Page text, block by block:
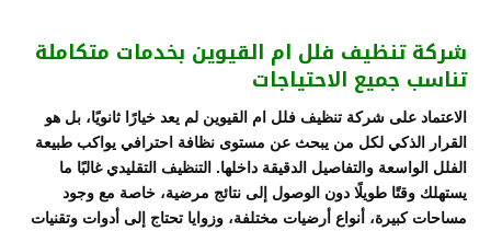
شركة تنظيف فلل ام القيوين بخدمات متكاملة
تناسب جميع الاحتياجات
الاعتماد على شركة تنظيف فلل ام القيوين لم يعد خيارًا ثانويًا، بل هو
القرار الذكي لكل من يبحث عن مستوى نظافة احترافي يواكب طبيعة
الفلل الواسعة والتفاصيل الدقيقة داخلها. التنظيف التقليدي غالبًا ما
يستهلك وقتًا طويلًا دون الوصول إلى نتائج مرضية، خاصة مع وجود
مساحات كبيرة، أنواع أرضيات مختلفة، وزوايا تحتاج إلى أدوات وتقنيات